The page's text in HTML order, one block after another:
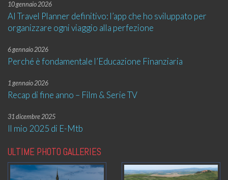
10 gennaio 2026
AI Travel Planner definitivo: l’app che ho sviluppato per
organizzare ogni viaggio alla perfezione
6 gennaio 2026
Perché è fondamentale l’Educazione Finanziaria
1 gennaio 2026
Recap di fine anno – Film & Serie TV
31 dicembre 2025
Il mio 2025 di E-Mtb
ULTIME PHOTO GALLERIES